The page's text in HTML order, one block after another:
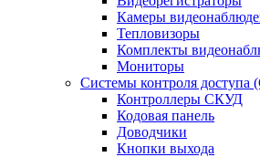
Камеры
Тепловизоры
Комплекты
Мониторы
Системы контроля
Контроллеры СКУД
Кодовая панель
Доводчики
Кнопки выхода